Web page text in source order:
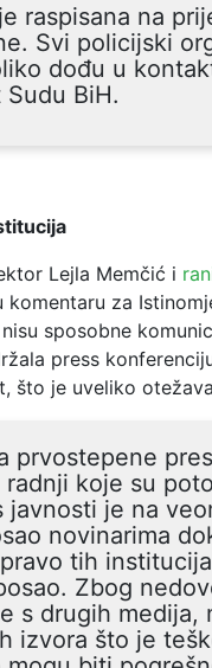
raspisana na
Svi policijski
dođu u
BiH.
Lejla Memčić i
komentaru za
sposobne
press
što je uveliko
prvostepene
koje su
javnosti je na
novinarima
tih
Zbog
s drugih medija,
izvora što je